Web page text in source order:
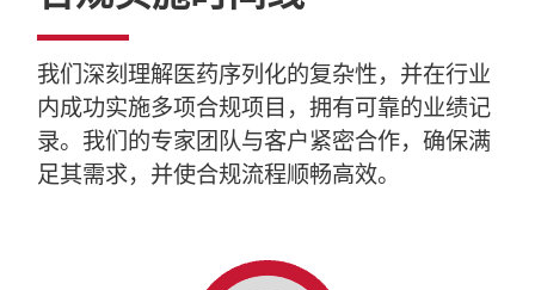
我们深刻理解医药序列化的复杂性，并在行业
内成功实施多项合规项目，拥有可靠的业绩记
录。我们的专家团队与客户紧密合作，确保满
足其需求，并使合规流程顺畅高效。